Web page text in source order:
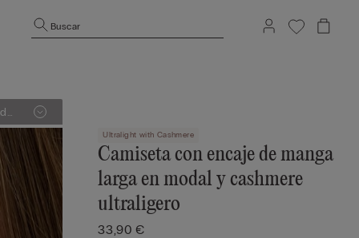
Buscar
Ultralight with Cashmere
Camiseta con encaje de manga
larga en modal y cashmere
ultraligero
33,90 €